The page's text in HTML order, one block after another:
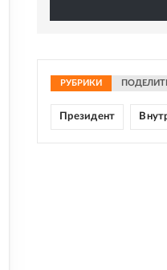
РУБРИКИ
Президент